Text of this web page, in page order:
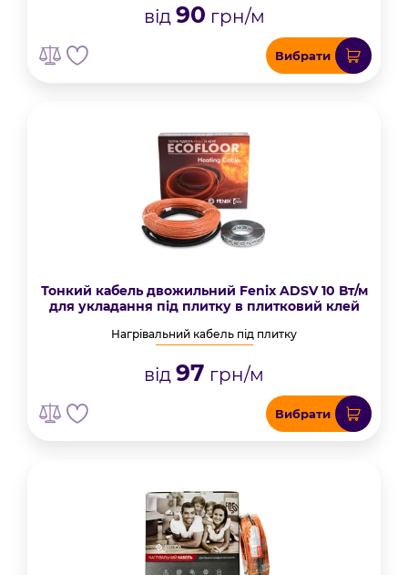
від 90 грн/м
Вибрати
Тонкий кабель двожильний Fenix ADSV 10 Вт/м
для укладання під плитку в плитковий клей
Нагрівальний кабель під плитку
від 97 грн/м
Вибрати